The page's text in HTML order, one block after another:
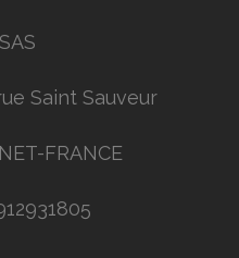
Saint Sauveur
FRANCE